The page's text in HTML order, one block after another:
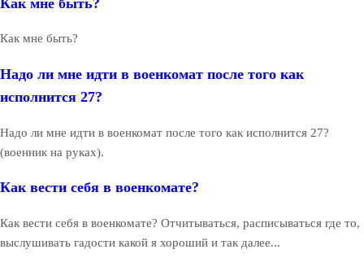
Как мне быть?
Надо ли мне идти в военкомат после того как
исполнится 27?
Надо ли мне идти в военкомат после того как исполнится 27?
(военник на руках).
Как вести себя в военкомате?
Как вести себя в военкомате? Отчитываться, расписываться где то,
выслушивать гадости какой я хороший и так далее...